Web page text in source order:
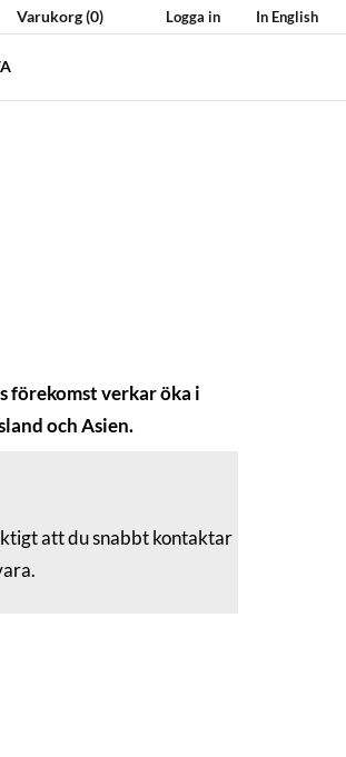
Varukorg(0) Logga in In English
förekomst verkar öka i
och Asien.
att du snabbt kontaktar